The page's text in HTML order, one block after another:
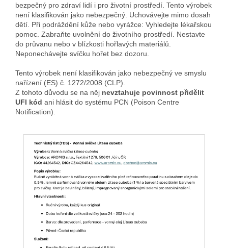
bezpečný pro zdraví lidí i pro životní prostředí. Tento výrobek
není klasifikován jako nebezpečný. Uchovávejte mimo dosah
dětí. Při podráždění kůže nebo vyrážce: Vyhledejte lékařskou
pomoc. Zabraňte uvolnění do životního prostředí. Nestavte
do průvanu nebo v blízkosti hořlavých materiálů.
Neponechávejte svíčku hořet bez dozoru.
Tento výrobek není klasifikován jako nebezpečný ve smyslu
nařízení (ES) č. 1272/2008 (CLP).
Z tohoto důvodu se na něj nevztahuje povinnost přidělit
UFI kód ani hlásit do systému PCN (Poison Centre
Notification).